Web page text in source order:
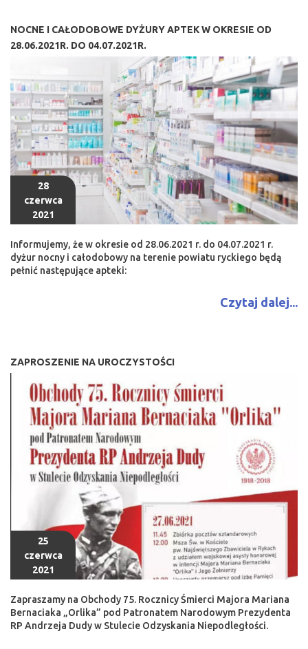
NOCNE I CAŁODOBOWE DYŻURY APTEK W OKRESIE OD
28.06.2021R. DO 04.07.2021R.
28
czerwca
2021
Informujemy, że w okresie od 28.06.2021 r. do 04.07.2021 r.
dyżur nocny i całodobowy na terenie powiatu ryckiego będą
pełnić następujące apteki:
Czytaj dalej...
ZAPROSZENIE NA UROCZYSTOŚCI
25
czerwca
2021
Zapraszamy na Obchody 75. Rocznicy Śmierci Majora Mariana
Bernaciaka „Orlika” pod Patronatem Narodowym Prezydenta
RP Andrzeja Dudy w Stulecie Odzyskania Niepodległości.